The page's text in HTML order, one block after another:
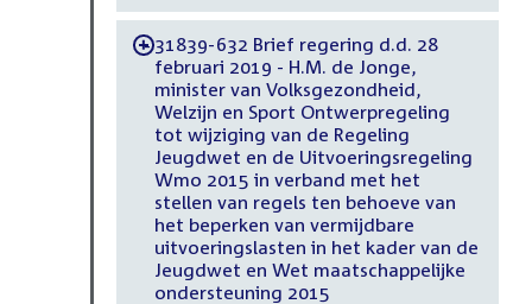
-31839-632 Brief regering d.d. 28
februari 2019 - H.M. de Jonge,
minister van Volksgezondheid,
Welzijn en Sport Ontwerpregeling
tot wijziging van de Regeling
Jeugdwet en de Uitvoeringsregeling
Wmo 2015 in verband met het
stellen van regels ten behoeve van
het beperken van vermijdbare
uitvoeringslasten in het kader van de
Jeugdwet en Wet maatschappelijke
ondersteuning 2015